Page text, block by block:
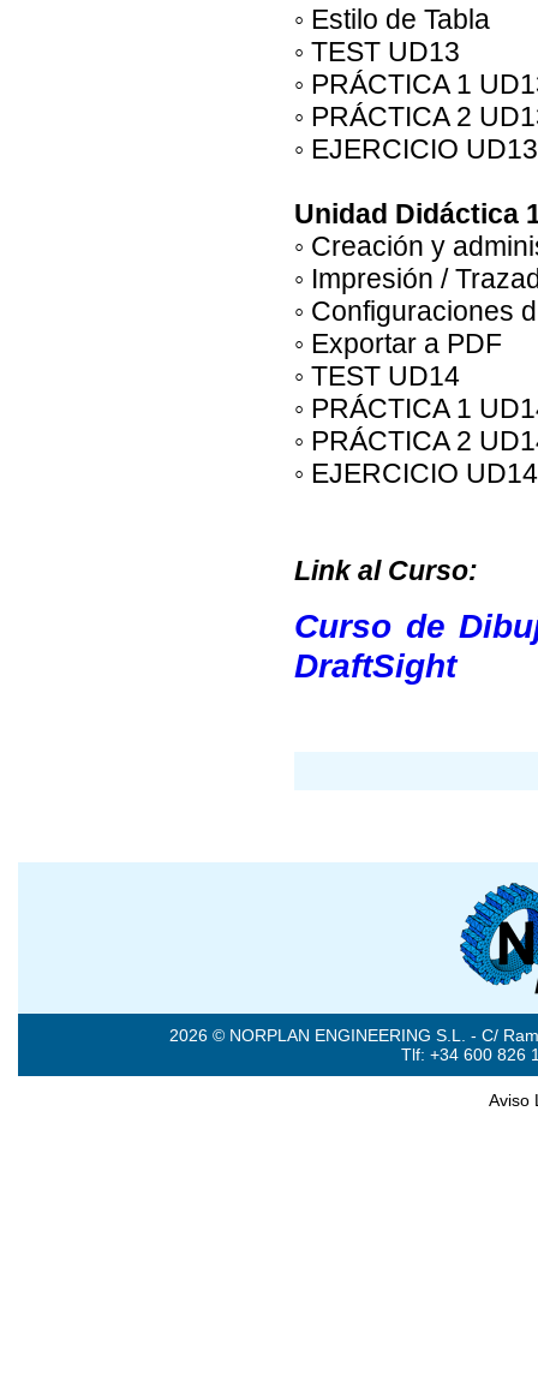
◦ Estilo de Tabla
◦ TEST UD13
◦ PRÁCTICA 1
◦ PRÁCTICA 2
◦ EJERCICIO
Unidad Didáctica
◦ Creación y
◦ Impresión /
◦ Configuraciones
◦ Exportar a PDF
◦ TEST UD14
◦ PRÁCTICA 1
◦ PRÁCTICA 2
◦ EJERCICIO
Link al Curso:
Curso de
DraftSight
2026 © NORPLAN ENGINEERING S.L. - C/
Tlf: +34 600 826
Aviso